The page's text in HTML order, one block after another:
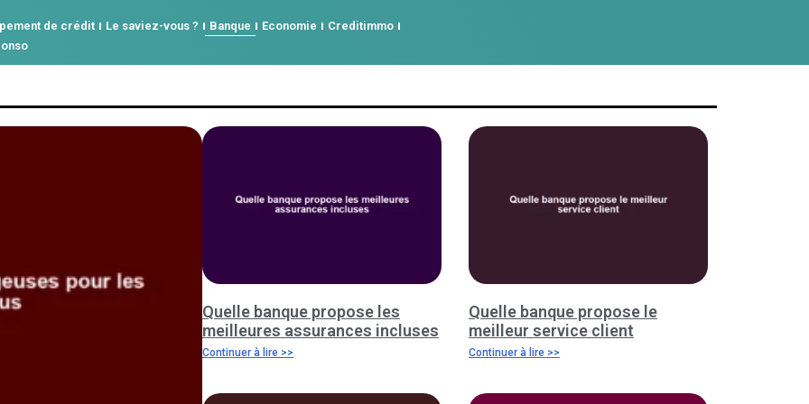
de crédit Le saviez-vous ? Banque Economie
Creditimmo
Quelle banque propose les
meilleures assurances incluses
Continuer à lire >>
Quelle banque propose le
meilleur service client
Continuer à lire >>